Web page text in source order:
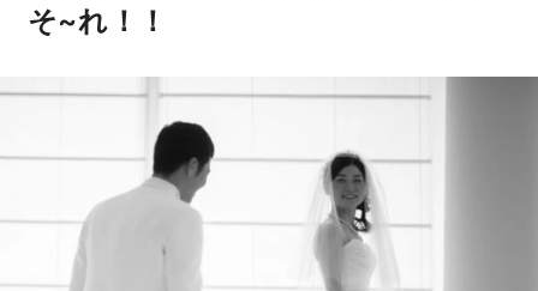
そ~れ！！